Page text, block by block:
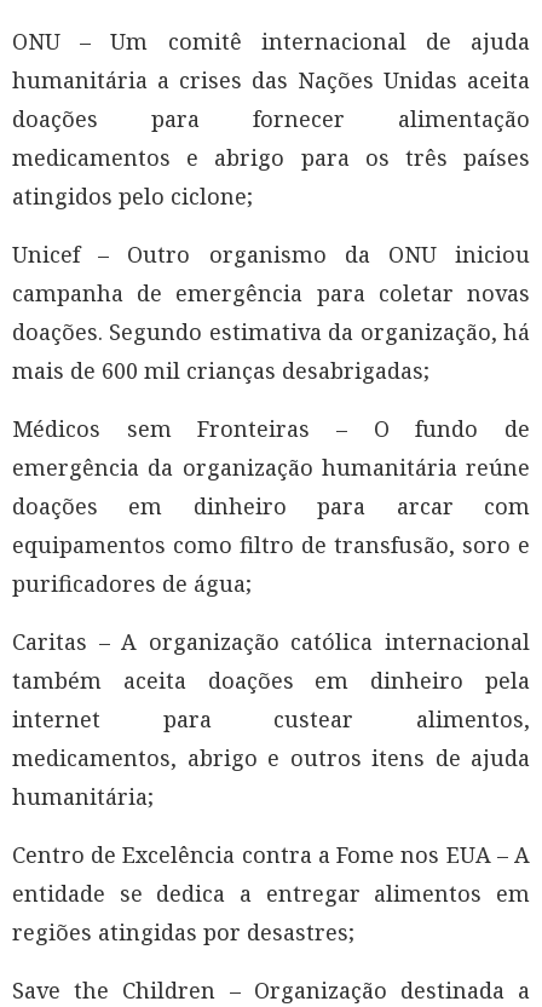
ONU – Um comitê internacional de ajuda
humanitária a crises das Nações Unidas aceita
doações para fornecer alimentação
medicamentos e abrigo para os três países
atingidos pelo ciclone;
Unicef – Outro organismo da ONU iniciou
campanha de emergência para coletar novas
doações. Segundo estimativa da organização, há
mais de 600 mil crianças desabrigadas;
Médicos sem Fronteiras – O fundo de
emergência da organização humanitária reúne
doações em dinheiro para arcar com
equipamentos como filtro de transfusão, soro e
purificadores de água;
Caritas – A organização católica internacional
também aceita doações em dinheiro pela
internet para custear alimentos,
medicamentos, abrigo e outros itens de ajuda
humanitária;
Centro de Excelência contra a Fome nos EUA – A
entidade se dedica a entregar alimentos em
regiões atingidas por desastres;
Save the Children – Organização destinada a